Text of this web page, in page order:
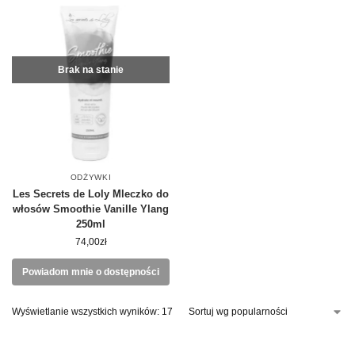
Brak na stanie
ODŻYWKI
Les Secrets de Loly Mleczko do
włosów Smoothie Vanille Ylang
250ml
74,00zł
Powiadom mnie o dostępności
Wyświetlanie wszystkich wyników: 17